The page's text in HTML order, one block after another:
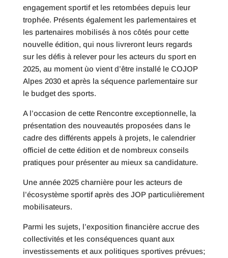
engagement sportif et les retombées depuis leur
trophée. Présents également les parlementaires et
les partenaires mobilisés à nos côtés pour cette
nouvelle édition, qui nous livreront leurs regards
sur les défis à relever pour les acteurs du sport en
2025, au moment ùo vient d’être installé le COJOP
Alpes 2030 et après la séquence parlementaire sur
le budget des sports.
A l’occasion de cette Rencontre exceptionnelle, la
présentation des nouveautés proposées dans le
cadre des différents appels à projets, le calendrier
officiel de cette édition et de nombreux conseils
pratiques pour présenter au mieux sa candidature.
Une année 2025 charnière pour les acteurs de
l’écosystème sportif après des JOP particulièrement
mobilisateurs.
Parmi les sujets, l’exposition financière accrue des
collectivités et les conséquences quant aux
investissements et aux politiques sportives prévues;